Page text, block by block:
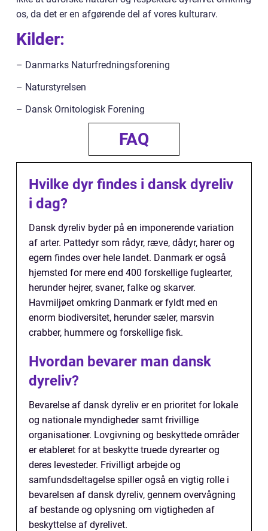
os, da det er en afgørende del af vores kulturarv.
Kilder:
– Danmarks Naturfredningsforening
– Naturstyrelsen
– Dansk Ornitologisk Forening
FAQ
Hvilke dyr findes i dansk dyreliv
i dag?
Dansk dyreliv byder på en imponerende variation
af arter. Pattedyr som rådyr, ræve, dådyr, harer og
egern findes over hele landet. Danmark er også
hjemsted for mere end 400 forskellige fuglearter,
herunder hejrer, svaner, falke og skarver.
Havmiljøet omkring Danmark er fyldt med en
enorm biodiversitet, herunder sæler, marsvin
crabber, hummere og forskellige fisk.
Hvordan bevarer man dansk
dyreliv?
Bevarelse af dansk dyreliv er en prioritet for lokale
og nationale myndigheder samt frivillige
organisationer. Lovgivning og beskyttede områder
er etableret for at beskytte truede dyrearter og
deres levesteder. Frivilligt arbejde og
samfundsdeltagelse spiller også en vigtig rolle i
bevarelsen af dansk dyreliv, gennem overvågning
af bestande og oplysning om vigtigheden af
beskyttelse af dyrelivet.